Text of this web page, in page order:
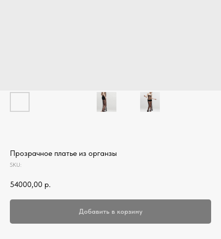
Прозрачное платье из органзы
SKU:
54000,00 р.
Добавить в корзину